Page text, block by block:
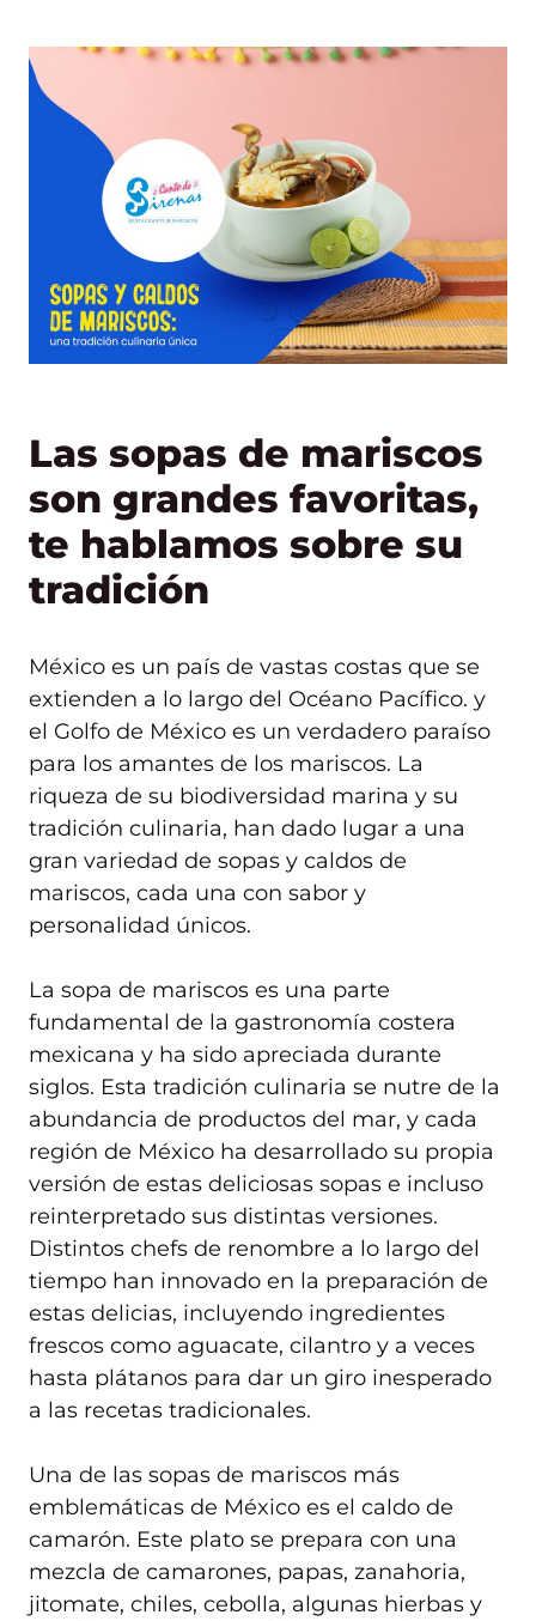
Las sopas de mariscos
son grandes favoritas,
te hablamos sobre su
tradición
México es un país de vastas costas que se
extienden a lo largo del Océano Pacífico. y
el Golfo de México es un verdadero paraíso
para los amantes de los mariscos. La
riqueza de su biodiversidad marina y su
tradición culinaria, han dado lugar a una
gran variedad de sopas y caldos de
mariscos, cada una con sabor y
personalidad únicos.
La sopa de mariscos es una parte
fundamental de la gastronomía costera
mexicana y ha sido apreciada durante
siglos. Esta tradición culinaria se nutre de la
abundancia de productos del mar, y cada
región de México ha desarrollado su propia
versión de estas deliciosas sopas e incluso
reinterpretado sus distintas versiones.
Distintos chefs de renombre a lo largo del
tiempo han innovado en la preparación de
estas delicias, incluyendo ingredientes
frescos como aguacate, cilantro y a veces
hasta plátanos para dar un giro inesperado
a las recetas tradicionales.
Una de las sopas de mariscos más
emblemáticas de México es el caldo de
camarón. Este plato se prepara con una
mezcla de camarones, papas, zanahoria,
jitomate, chiles, cebolla, algunas hierbas y